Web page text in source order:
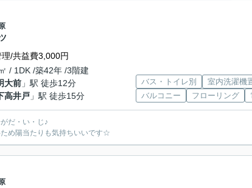
理/共益費3,000円
/ 1DK /築42年 /3階建
大前 」駅 徒歩12分
高井戸 」駅 徒歩15分
バス・トイレ別 室内洗濯機
バルコニー
フローリング
だ・い・じ♪
め陽当たりも気持ちいいです☆